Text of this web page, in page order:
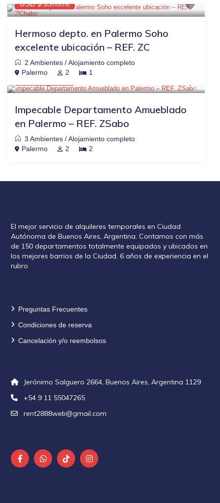
USD $ 35/noche
Hermoso depto. en Palermo Soho
excelente ubicación – REF. ZC
2 Ambientes /Alojamiento completo
Palermo
2 1
OTRAS PLATAFORMAS $88 -20%
Impecable Departamento Amueblado
en Palermo – REF. ZSabo
3 Ambientes /Alojamiento completo
Palermo
2 2
El mejor servicio de alquileres temporales en Ciudad
Autónoma de Buenos Aires, Argentina. Contamos con más
de 150 departamentos totalmente equipados y ubicados en
los mejores barrios de la Ciudad. 6 años de experiencia en el
rubro.
Preguntas Frecuentes
Condiciones de reserva
Cancelación y/o reembolsos
Jerónimo Salguero 2664, Buenos Aires, Argentina 1129
+54 9 11 55047265
rent2888web@gmail.com